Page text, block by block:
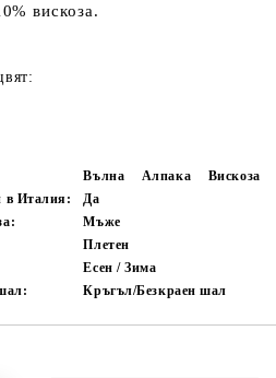
вискоза.
Вълна Алпака Вискоза
в Италия:
Да
Мъже
Плетен
Есен / Зима
Кръгъл/Безкраен шал